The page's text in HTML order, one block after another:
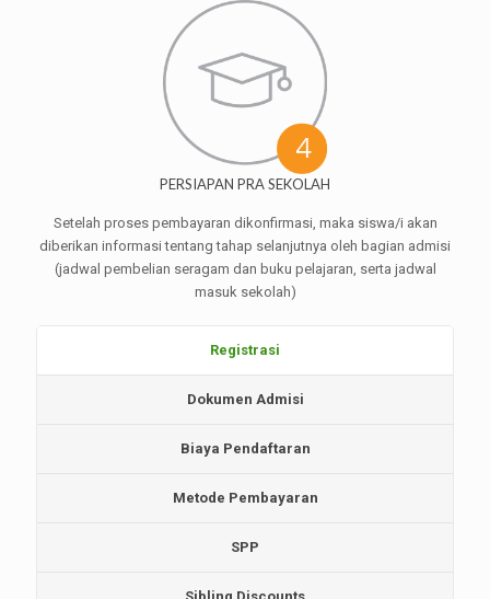
PERSIAPAN PRA SEKOLAH
Setelah proses pembayaran dikonfirmasi, maka siswa/i akan
diberikan informasi tentang tahap selanjutnya oleh bagian admisi
(jadwal pembelian seragam dan buku pelajaran, serta jadwal
masuk sekolah)
Registrasi
Dokumen Admisi
Biaya Pendaftaran
Metode Pembayaran
SPP